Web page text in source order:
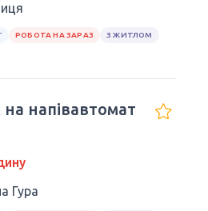
РОБОТА НА ЗАРАЗ
З ЖИТЛОМ
напівавтомат
Гура